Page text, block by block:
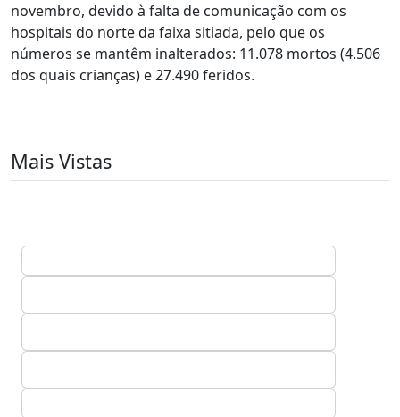
novembro, devido à falta de comunicação com os
hospitais do norte da faixa sitiada, pelo que os
números se mantêm inalterados: 11.078 mortos (4.506
dos quais crianças) e 27.490 feridos.
Mais Vistas